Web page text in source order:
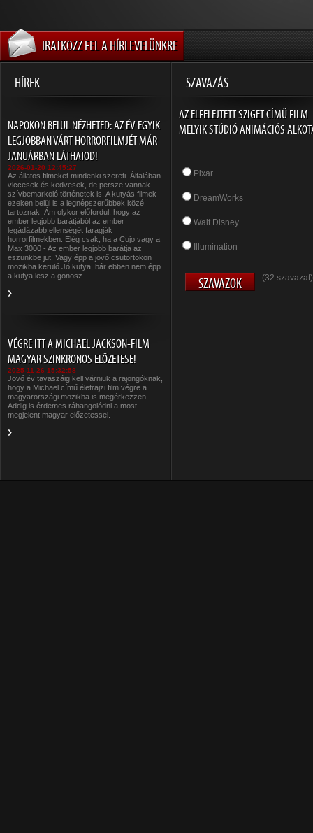
IRATKOZZ FEL A HÍRLEVELÜNKRE
HÍREK SZAVAZÁS
NAPOKON BELÜL NÉZHETED: AZ ÉV EGYIK
LEGJOBBAN VÁRT HORRORFILMJÉT MÁR
JANUÁRBAN LÁTHATOD!
2026-01-20 12:45:27
Az állatos filmeket mindenki szereti. Általában
viccesek és kedvesek, de persze vannak
szívbemarkoló történetek is. A kutyás filmek
ezeken belül is a legnépszerűbbek közé
tartoznak. Ám olykor előfordul, hogy az
ember legjobb barátjából az ember
legádázabb ellenségét faragják
horrorfilmekben. Elég csak, ha a Cujo vagy a
Max 3000 - Az ember legjobb barátja az
eszünkbe jut. Vagy épp a jövő csütörtökön
mozikba kerülő Jó kutya, bár ebben nem épp
a kutya lesz a gonosz.
VÉGRE ITT A MICHAEL JACKSON-FILM
MAGYAR SZINKRONOS ELŐZETESE!
2025-11-26 15:32:58
Jövő év tavaszáig kell várniuk a rajongóknak,
hogy a Michael című életrajzi film végre a
magyarországi mozikba is megérkezzen.
Addig is érdemes ráhangolódni a most
megjelent magyar előzetessel.
AZ ELFELEJTETT SZIGET CÍMŰ FILM
MELYIK STÚDIÓ ANIMÁCIÓS
Pixar
DreamWorks
Walt Disney
Illumination
(32 szavazat)